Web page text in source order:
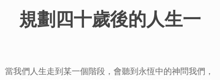
規劃四十歲後的人生一
當我們人生走到某一個階段，會聽到永恆中的神問我們，